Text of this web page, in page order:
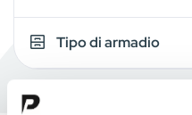
Tipo di armadio